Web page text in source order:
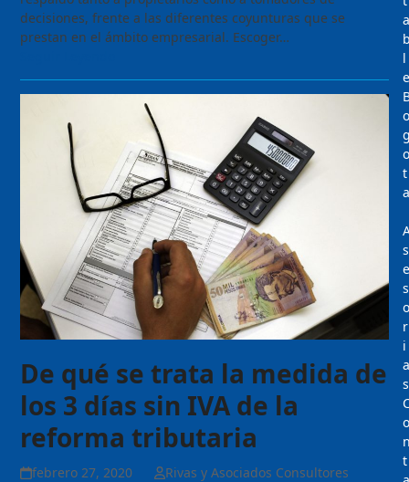
decisiones, frente a las diferentes coyunturas que se
prestan en el ámbito empresarial. Escoger…
De qué se trata la medida de
los 3 días sin IVA de la
reforma tributaria
febrero 27, 2020
Rivas y Asociados Consultores
a
l
e
o
o
t
a
s
e
s
o
r
i
a
s
o
t